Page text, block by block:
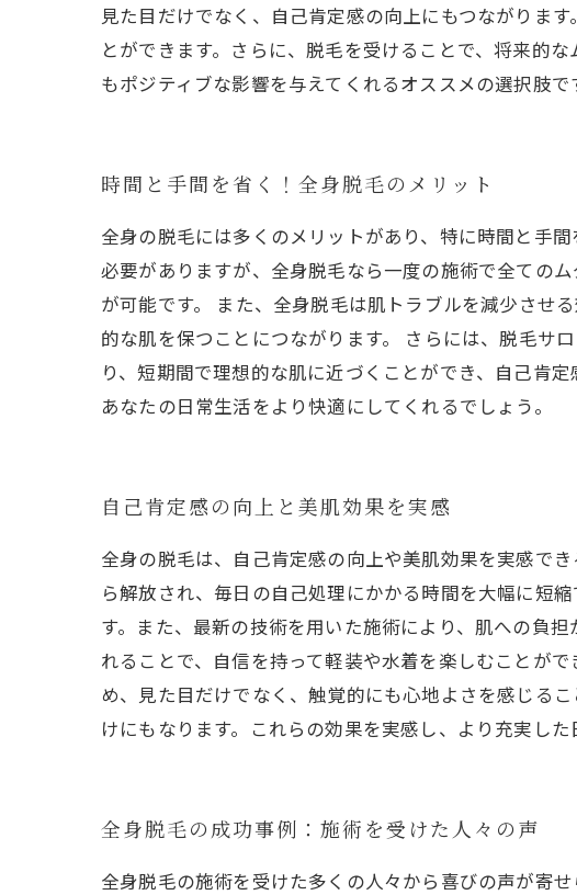
見た目だけでなく、自己肯定感の向上にもつながりま
とができます。さらに、脱毛を受けることで、将来的
もポジティブな影響を与えてくれるオススメの選択肢で
時間と手間を省く！全身脱毛のメリット
全身の脱毛には多くのメリットがあり、特に時間と手
必要がありますが、全身脱毛なら一度の施術で全ての
が可能です。 また、全身脱毛は肌トラブルを減少させ
的な肌を保つことにつながります。 さらには、脱毛サ
り、短期間で理想的な肌に近づくことができ、自己肯
あなたの日常生活をより快適にしてくれるでしょう。
自己肯定感の向上と美肌効果を実感
全身の脱毛は、自己肯定感の向上や美肌効果を実感で
ら解放され、毎日の自己処理にかかる時間を大幅に短
す。また、最新の技術を用いた施術により、肌への負
れることで、自信を持って軽装や水着を楽しむことが
め、見た目だけでなく、触覚的にも心地よさを感じる
けにもなります。これらの効果を実感し、より充実し
全身脱毛の成功事例：施術を受けた人々の声
全身脱毛の施術を受けた多くの人々から喜びの声が寄